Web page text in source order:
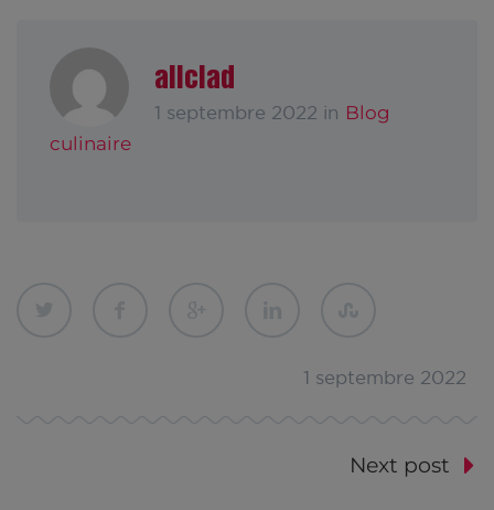
allclad
1 septembre 2022 in Blog
culinaire
1 septembre 2022
Next post